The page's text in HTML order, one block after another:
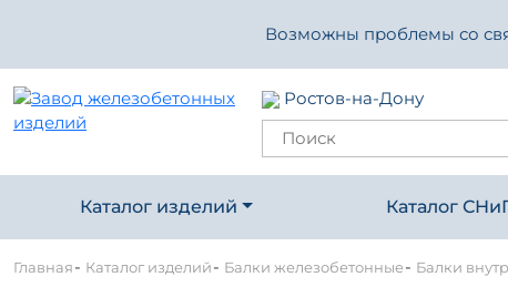
Возможны проблемы со
Ростов-на-Дону
Каталог изделий Каталог
Главная- Каталог изделий- Балки железобетонные- Балки